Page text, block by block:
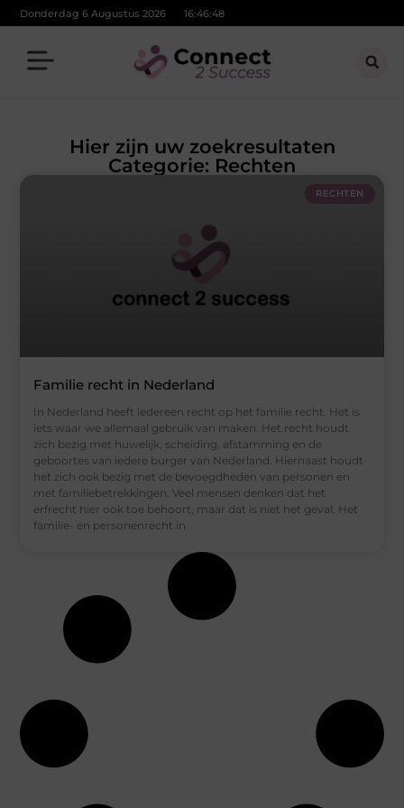
Donderdag 6 Augustus 2026 16:46:49
Hier zijn uw zoekresultaten
Categorie: Rechten
RECHTEN
Familie recht in Nederland
In Nederland heeft iedereen recht op het familie recht. Het is
iets waar we allemaal gebruik van maken. Het recht houdt
zich bezig met huwelijk, scheiding, afstamming en de
geboortes van iedere burger van Nederland. Hiernaast houdt
het zich ook bezig met de bevoegdheden van personen en
met familiebetrekkingen. Veel mensen denken dat het
erfrecht hier ook toe behoort, maar dat is niet het geval. Het
familie- en personenrecht in